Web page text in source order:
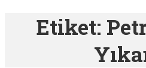
Etiket: